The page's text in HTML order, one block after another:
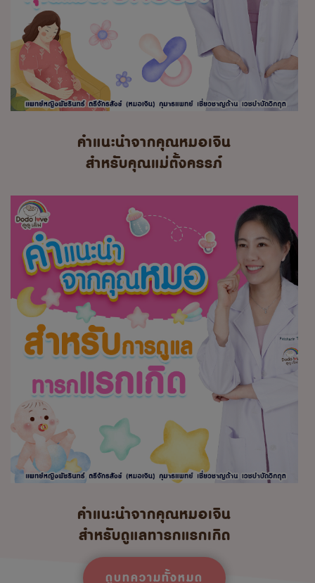
คำแนะนำจากคุณหมอเจิน
สำหรับคุณแม่ตั้งครรภ์
คำแนะนำจากคุณหมอเจิน
สำหรับดูแลทารกแรกเกิด
ดูบทความทั้งหมด